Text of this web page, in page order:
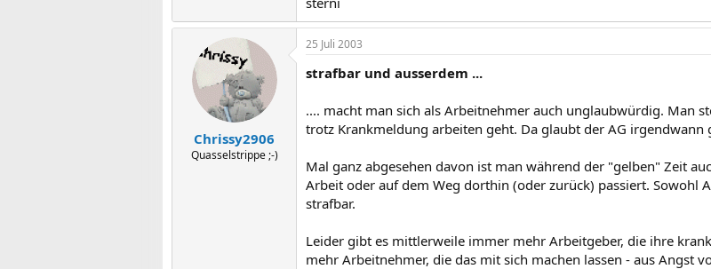
Chrissy2906
Quasselstrippe ;-)
25 Juli 2003
strafbar und ausserdem ...
.... macht man sich als Arbeitnehmer auch unglaubwürdig. Man
trotz Krankmeldung arbeiten geht. Da glaubt der AG
Mal ganz abgesehen davon ist man während der "gelben" Zeit
Arbeit oder auf dem Weg dorthin (oder zurück) passiert. Sowohl
strafbar.
Leider gibt es mittlerweile immer mehr Arbeitgeber, die ihre
mehr Arbeitnehmer, die das mit sich machen lassen - aus Angst